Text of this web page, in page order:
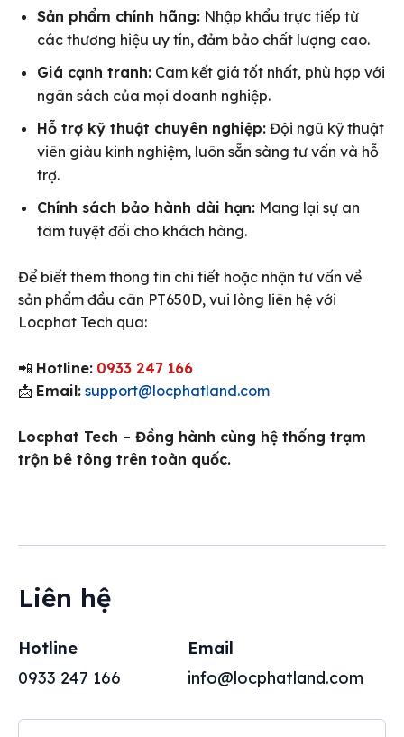
Sản phẩm chính hãng: Nhập khẩu trực tiếp từ
các thương hiệu uy tín, đảm bảo chất lượng cao.
Giá cạnh tranh: Cam kết giá tốt nhất, phù hợp với
ngân sách của mọi doanh nghiệp.
Hỗ trợ kỹ thuật chuyên nghiệp: Đội ngũ kỹ thuật
viên giàu kinh nghiệm, luôn sẵn sàng tư vấn và hỗ
trợ.
Chính sách bảo hành dài hạn: Mang lại sự an
tâm tuyệt đối cho khách hàng.
Để biết thêm thông tin chi tiết hoặc nhận tư vấn về
sản phẩm đầu cân PT650D, vui lòng liên hệ với
Locphat Tech qua:
📲 Hotline: 0933 247 166
📩 Email: support@locphatland.com
Locphat Tech – Đồng hành cùng hệ thống trạm
trộn bê tông trên toàn quốc.
Liên hệ
Hotline
0933 247 166
Email
info@locphatland.com